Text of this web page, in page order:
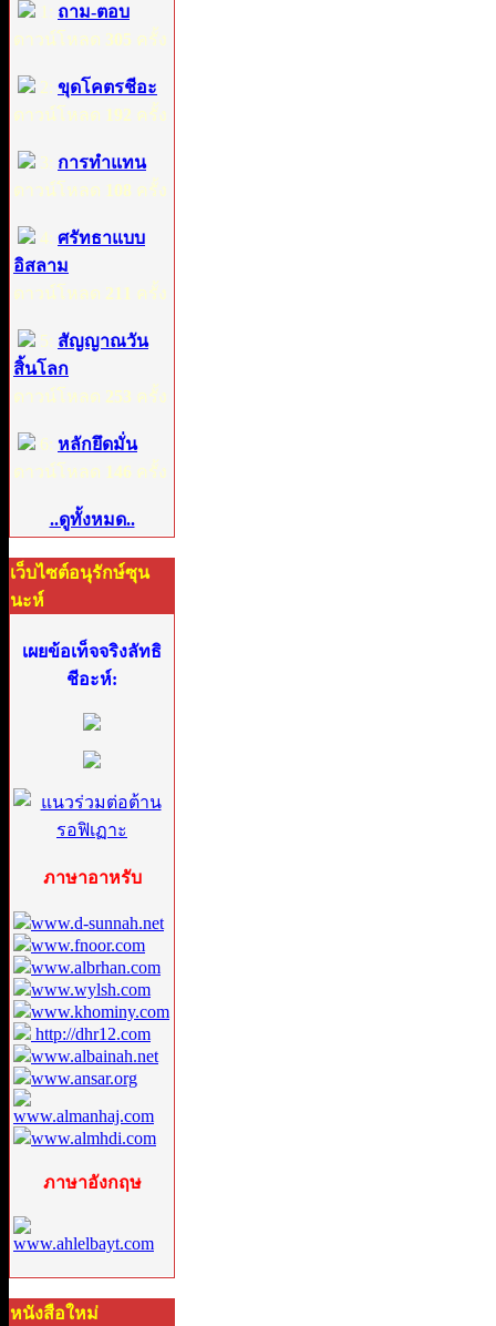
1: ถาม-ตอบ
ดาวน์โหลด 305 ครั้ง
2: ขุดโคตรชีอะ
ดาวน์โหลด 192 ครั้ง
3: การทำแทน
ดาวน์โหลด 108 ครั้ง
4: ศรัทธาแบบ
อิสลาม
ดาวน์โหลด 211 ครั้ง
5: สัญญาณวัน
สิ้นโลก
ดาวน์โหลด 253 ครั้ง
6: หลักยึดมั่น
ดาวน์โหลด 146 ครั้ง
..ดูทั้งหมด..
เว็บไซต์อนุรักษ์ซุน
นะห์
เผยข้อเท็จจริงลัทธิ
ชีอะห์:
ภาษาอาหรับ
www.d-sunnah.net
www.fnoor.com
www.albrhan.com
www.wylsh.com
www.khominy.com
http://dhr12.com
www.albainah.net
www.ansar.org
www.almanhaj.com
www.almhdi.com
ภาษาอังกฤษ
www.ahlelbayt.com
หนังสือใหม่